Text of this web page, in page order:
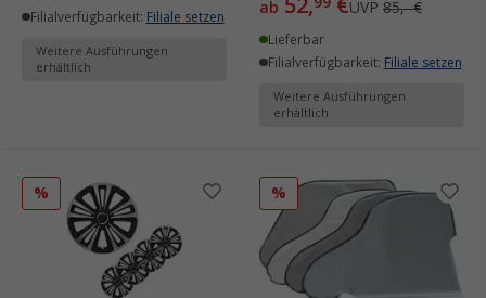
Filialverfügbarkeit: Filiale setzen
Weitere Ausführungen
erhältlich
ab 52, €UVP 85,- €
Lieferbar
Filialverfügbarkeit: Filiale setzen
Weitere Ausführungen
erhältlich
% %